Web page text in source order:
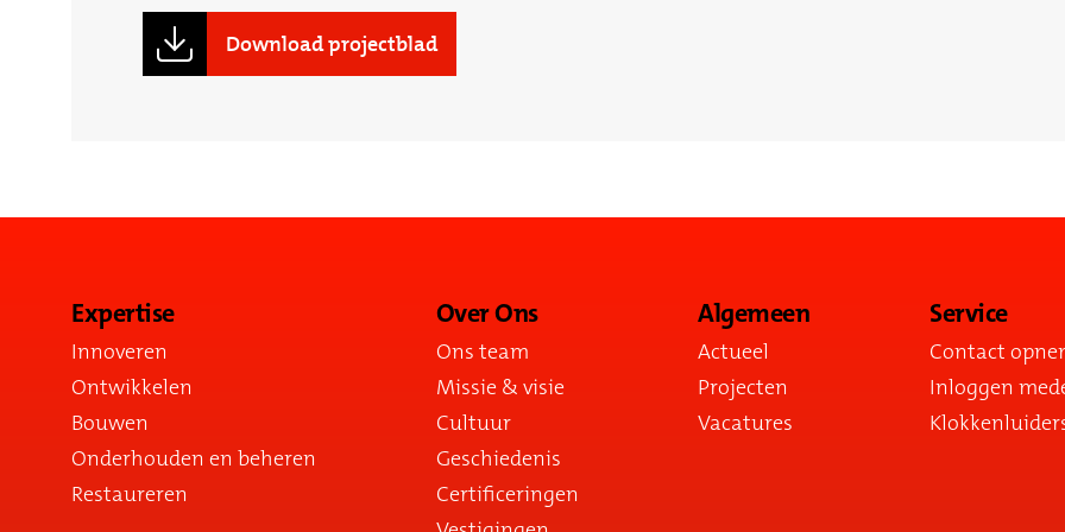
Download projectblad
Expertise
Innoveren
Ontwikkelen
Bouwen
Onderhouden en beheren
Restaureren
Over Ons
Ons team
Missie & visie
Cultuur
Geschiedenis
Certificeringen
Algemeen
Actueel
Projecten
Vacatures
Service
Contact
Inloggen